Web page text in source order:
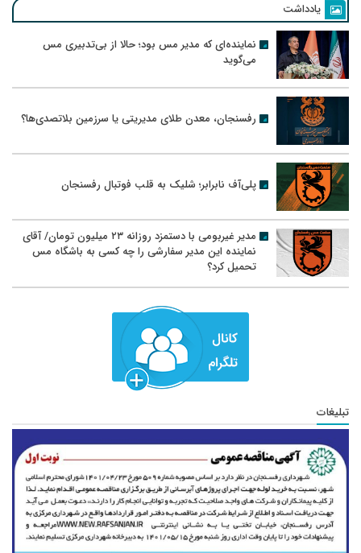
یادداشت
نماینده‌ای که مدیر مس بود؛ حالا از بی‌تدبیری مس
می‌گوید
رفسنجان، معدن طلای مدیریتی یا سرزمین بلاتصدی‌ها؟
پلی‌آف نابرابر؛ شلیک به قلب فوتبال رفسنجان
مدیر غیربومی با دستمزد روزانه ۲۳ میلیون تومان/ آقای
نماینده این مدیر سفارشی را چه کسی به باشگاه مس
تحمیل کرد؟
تبلیغات